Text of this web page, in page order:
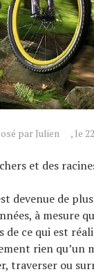
par Julien , le
et des
devenue de
à mesure
ce qui est
rien qu’un
traverser ou